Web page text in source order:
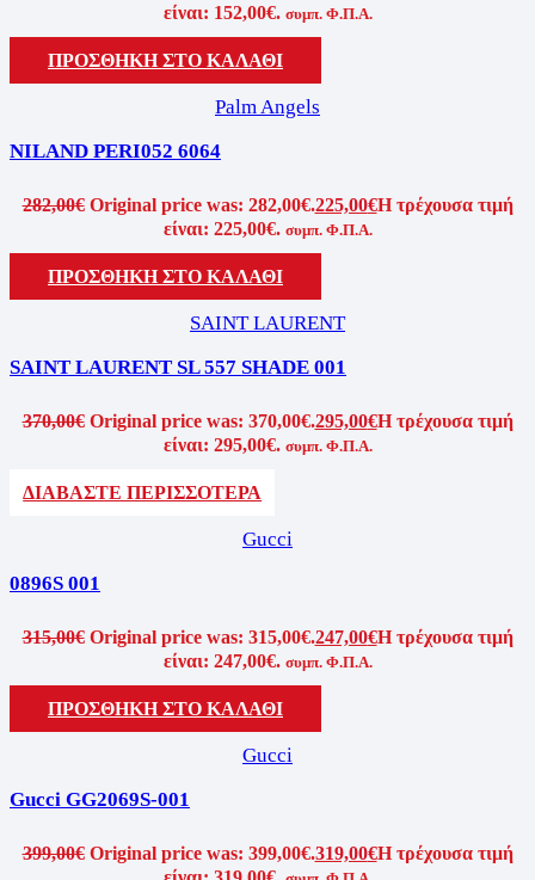
είναι: 152,00€. συμπ. Φ.Π.Α.
ΠΡΟΣΘΗΚΗ ΣΤΟ ΚΑΛΑΘΙ
Palm Angels
NILAND PERI052 6064
282,00€ Original price was: 282,00€.225,00€Η τρέχουσα τιμή
είναι: 225,00€. συμπ. Φ.Π.Α.
ΠΡΟΣΘΗΚΗ ΣΤΟ ΚΑΛΑΘΙ
SAINT LAURENT
SAINT LAURENT SL 557 SHADE 001
370,00€ Original price was: 370,00€.295,00€Η τρέχουσα τιμή
είναι: 295,00€. συμπ. Φ.Π.Α.
ΔΙΑΒΑΣΤΕ ΠΕΡΙΣΣΟΤΕΡΑ
Gucci
0896S 001
315,00€ Original price was: 315,00€.247,00€Η τρέχουσα τιμή
είναι: 247,00€. συμπ. Φ.Π.Α.
ΠΡΟΣΘΗΚΗ ΣΤΟ ΚΑΛΑΘΙ
Gucci
Gucci GG2069S-001
399,00€ Original price was: 399,00€.319,00€Η τρέχουσα τιμή